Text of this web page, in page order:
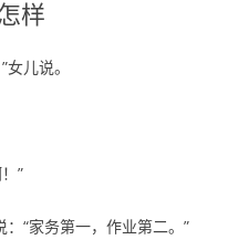
样
儿说。
”
：“家务第一，作业第二。”